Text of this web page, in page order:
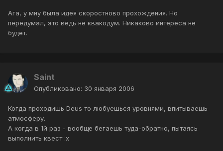
Ага, у мну была идея скоростново прохождения. Но
передумал, это ведь не квакодум. Никаково интереса не
будет.
Saint
Опубликовано: 30 января 2006
Когда проходишь Deus то любуешься уровнями, впитываешь
атмосферу.
А когда в 1й раз - вообще бегаешь туда-обратно, пытаясь
выполнить квест :x